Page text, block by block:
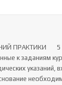
ПРАКТИКИ	5
к заданиям
указаний,